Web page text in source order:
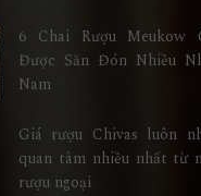
6 Chai Rượu Meukow
Được Săn Đón Nhiều
Nam
Giá rượu Chivas luôn
quan tâm nhiều nhất từ
rượu ngoại